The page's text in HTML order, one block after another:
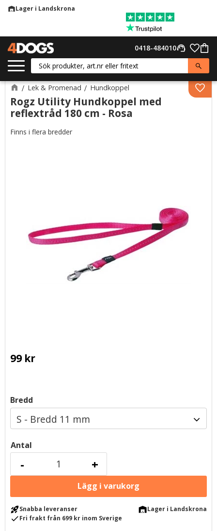
warehouseLager i Landskrona
support_agent
0418-484010
Lek & Promenad Hundkoppel
Rogz Utility Hundkoppel med
reflextråd 180 cm - Rosa
Finns i flera bredder
99kr
Bredd
Antal
+
-
rocket_launchSnabba leveranser warehouseLager i Landskrona
checkFri frakt från 699 kr inom Sverige